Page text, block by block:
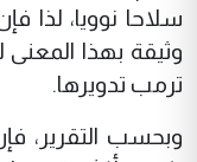
سلاحا نوويا، لذا
وثيقة بهذا
ترمب تدويرها.
وبحسب التقرير،